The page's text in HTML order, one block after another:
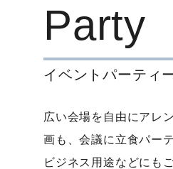
Party
イベントパーティ
広い会場を自由にアレ
画も、会議に立食パー
ビジネス用途などにも